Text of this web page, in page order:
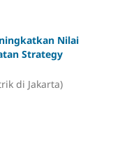
Nilai
Strategy
di Jakarta)